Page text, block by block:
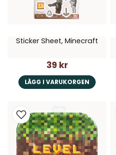
Sticker Sheet, Minecraft
39 kr
LÄGG I VARUKORGEN